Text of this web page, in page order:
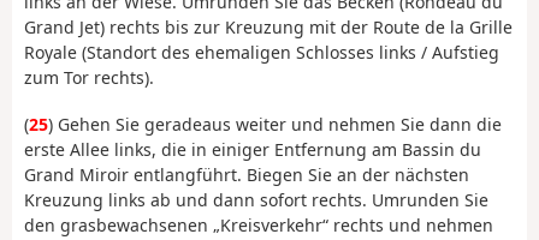
Grand Jet) rechts bis zur Kreuzung mit der Route de la Grille
Royale (Standort des ehemaligen Schlosses links / Aufstieg
zum Tor rechts).
(25) Gehen Sie geradeaus weiter und nehmen Sie dann die
erste Allee links, die in einiger Entfernung am Bassin du
Grand Miroir entlangführt. Biegen Sie an der nächsten
Kreuzung links ab und dann sofort rechts. Umrunden Sie
den grasbewachsenen „Kreisverkehr“ rechts und nehmen